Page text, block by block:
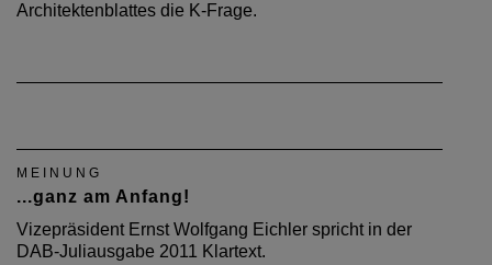
Architektenblattes die K-Frage.
MEINUNG
...ganz am Anfang!
Vizepräsident Ernst Wolfgang Eichler spricht in der
DAB-Juliausgabe 2011 Klartext.